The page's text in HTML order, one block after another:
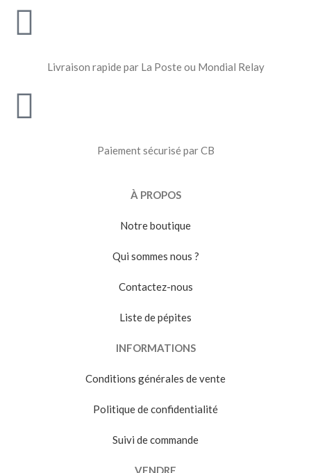
Livraison rapide par La Poste ou Mondial Relay
Paiement sécurisé par CB
À PROPOS
Notre boutique
Qui sommes nous ?
Contactez-nous
Liste de pépites
INFORMATIONS
Conditions générales de vente
Politique de confidentialité
Suivi de commande
VENDRE